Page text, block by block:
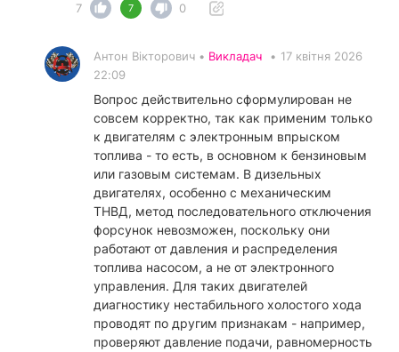
7
7 0
Антон Вікторович • Викладач • 17 квітня 2026
22:09
Вопрос действительно сформулирован не
совсем корректно, так как применим только
к двигателям с электронным впрыском
топлива - то есть, в основном к бензиновым
или газовым системам. В дизельных
двигателях, особенно с механическим
ТНВД, метод последовательного отключения
форсунок невозможен, поскольку они
работают от давления и распределения
топлива насосом, а не от электронного
управления. Для таких двигателей
диагностику нестабильного холостого хода
проводят по другим признакам - например,
проверяют давление подачи, равномерность